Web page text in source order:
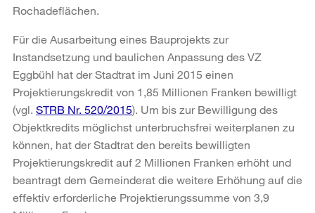
Rochadeflächen.
Für die Ausarbeitung eines Bauprojekts zur
Instandsetzung und baulichen Anpassung des VZ
Eggbühl hat der Stadtrat im Juni 2015 einen
Projektierungskredit von 1,85 Millionen Franken bewilligt
(vgl. STRB Nr. 520/2015). Um bis zur Bewilligung des
Objektkredits möglichst unterbruchsfrei weiterplanen zu
können, hat der Stadtrat den bereits bewilligten
Projektierungskredit auf 2 Millionen Franken erhöht und
beantragt dem Gemeinderat die weitere Erhöhung auf die
effektiv erforderliche Projektierungssumme von 3,9